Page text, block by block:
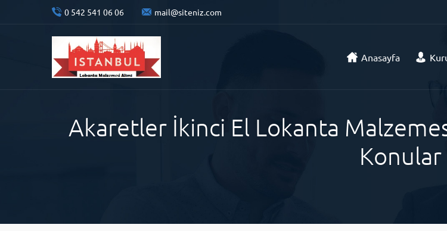
0 542 541 06 06 mail@siteniz.com
Anasayfa
Akaretler İkinci El Lokanta
Konular